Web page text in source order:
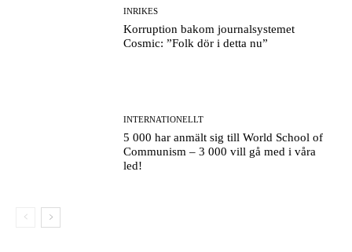
INRIKES
Korruption bakom journalsystemet
Cosmic: ”Folk dör i detta nu”
INTERNATIONELLT
5 000 har anmält sig till World School of
Communism – 3 000 vill gå med i våra
led!